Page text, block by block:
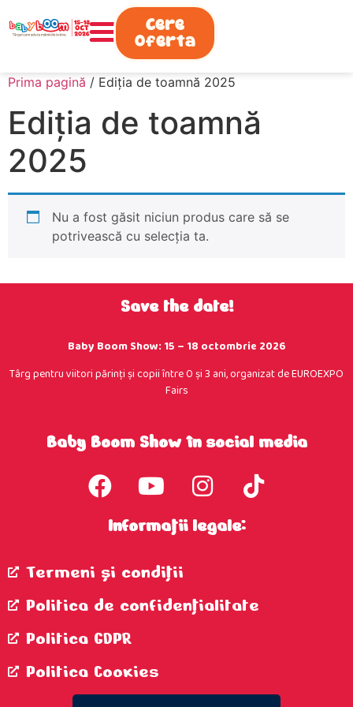
0730.808.038 Cere
Oferta
Prima pagină / Ediţia de toamnă 2025
Ediţia de toamnă
2025
Nu a fost găsit niciun produs care să se
potrivească cu selecția ta.
Save the date!
Baby Boom Show: 15 – 18 octombrie 2026
Târg pentru viitori părinţi şi copii între 0 şi 3 ani, organizat de EUROEXPO
Fairs
Baby Boom Show în social media
Informații legale:
Termeni şi condiţii
Politica de confidenţialitate
Politica GDPR
Politica Cookies